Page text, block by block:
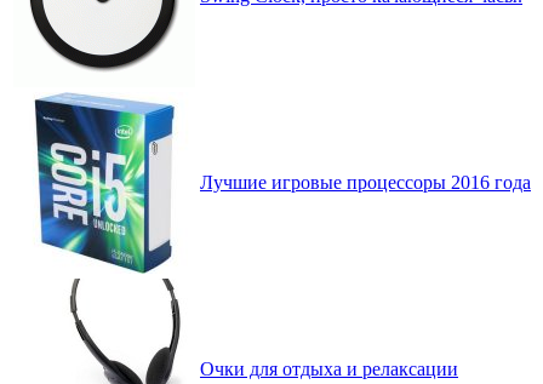
Лучшие игровые процессоры 2016 года
Очки для отдыха и релаксации